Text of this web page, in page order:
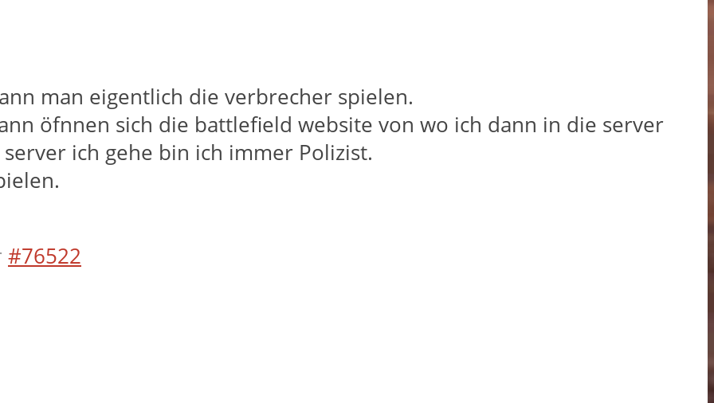
man eigentlich die verbrecher spielen.
öfnnen sich die battlefield website von wo ich dann in die server
ich gehe bin ich immer Polizist.
#76522